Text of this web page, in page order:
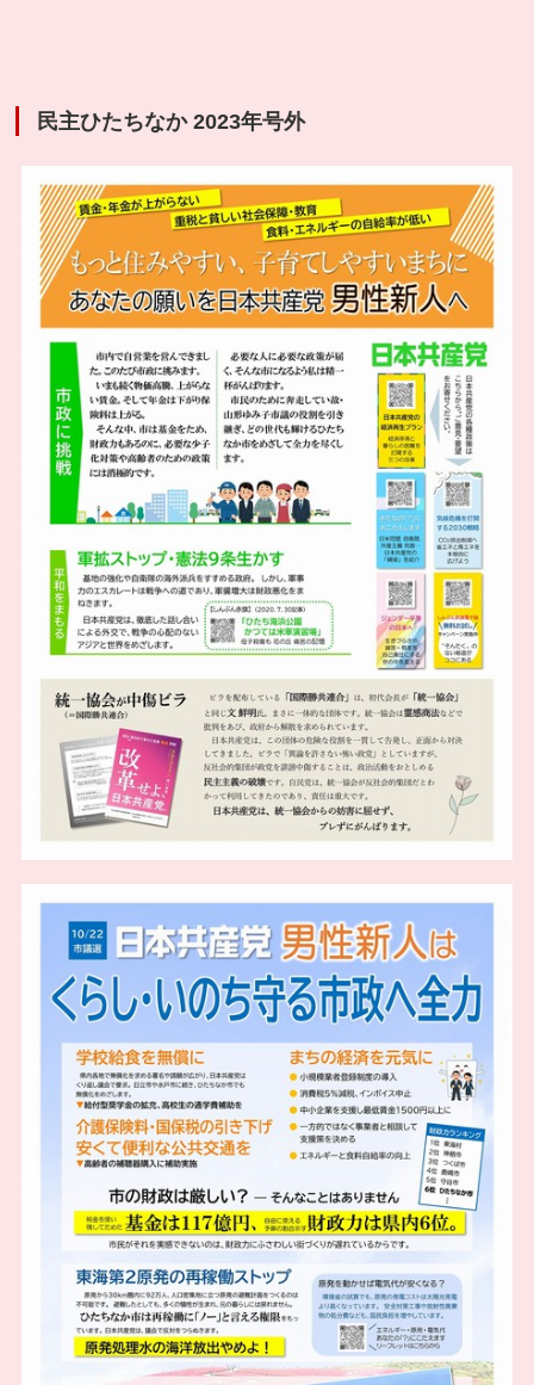
民主ひたちなか 2023年号外